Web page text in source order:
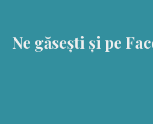
Ne găsești și pe